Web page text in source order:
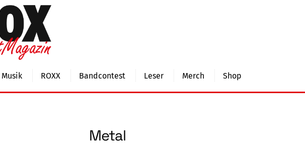
Musik ROXX Bandcontest Leser Merch Shop
Metal